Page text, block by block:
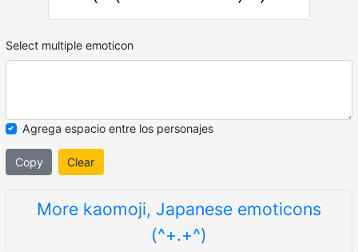
Select multiple emoticon
Agrega espacio entre los personajes
Copy Clear
More kaomoji, Japanese emoticons
(^+.+^)